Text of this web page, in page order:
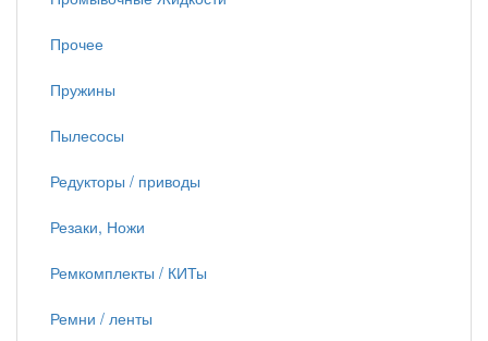
Прочее
Пружины
Пылесосы
Редукторы / приводы
Резаки, Ножи
Ремкомплекты / КИТы
Ремни / ленты